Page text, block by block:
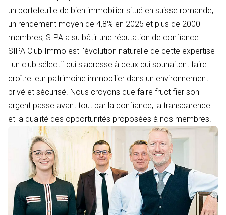
un portefeuille de bien immobilier situé en suisse romande,
un rendement moyen de 4,8% en 2025 et plus de 2000
membres, SIPA a su bâtir une réputation de confiance.
SIPA Club Immo est l'évolution naturelle de cette expertise
: un club sélectif qui s'adresse à ceux qui souhaitent faire
croître leur patrimoine immobilier dans un environnement
privé et sécurisé. Nous croyons que faire fructifier son
argent passe avant tout par la confiance, la transparence
et la qualité des opportunités proposées à nos membres.